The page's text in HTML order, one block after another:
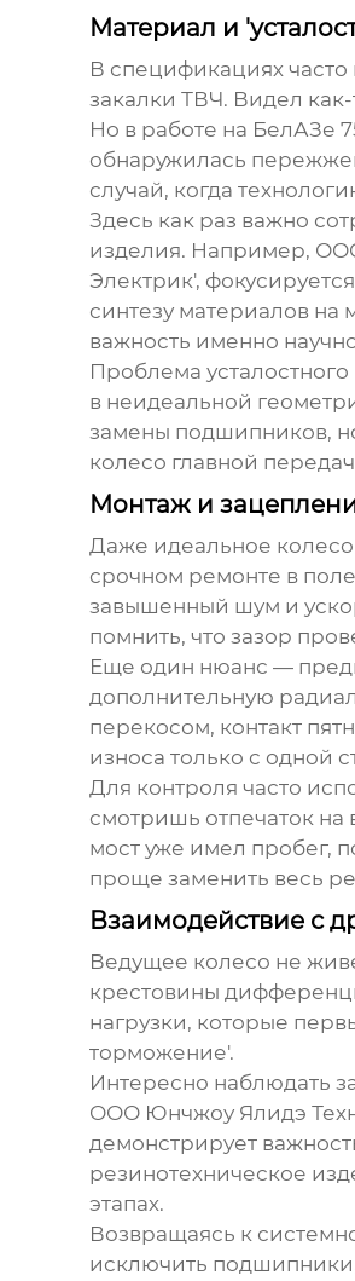
Материал и
В спецификациях часто
закалки ТВЧ. Видел
Но в работе на БелАЗе
обнаружилась
случай, когда
Здесь как раз важно
изделия. Например,
Электрик',
синтезу материалов на
важность именно
Проблема
в неидеальной
замены подшипников,
колесо главной
Монтаж и
Даже идеальное
срочном ремонте в
завышенный шум и
помнить, что зазор
Еще один нюанс —
дополнительную
перекосом, контакт
износа только с одной
Для контроля часто
смотришь отпечаток на
мост уже имел пробег,
проще заменить весь
Взаимодействие с
Ведущее колесо не
крестовины
нагрузки, которые
торможение'.
Интересно наблюдать
ООО Юнчжоу Ялидэ
демонстрирует
резинотехническое
этапах.
Возвращаясь к
исключить